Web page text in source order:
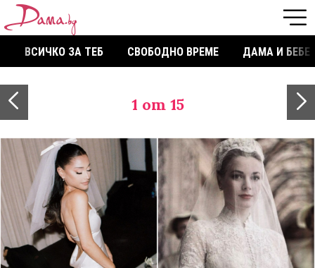
ВСИЧКО ЗА ТЕБ СВОБОДНО ВРЕМЕ ДАМА И БЕБЕ
1 от 15